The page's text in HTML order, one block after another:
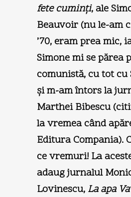
fete cuminţi, ale
Beauvoir (nu le-am
’70, eram prea mic,
Simone mi se părea
comunistă, cu tot cu
şi m-am întors la
Marthei Bibescu
la vremea când
Editura Compania).
ce vremuri! La
adaug jurnalul
Lovinescu, La apa